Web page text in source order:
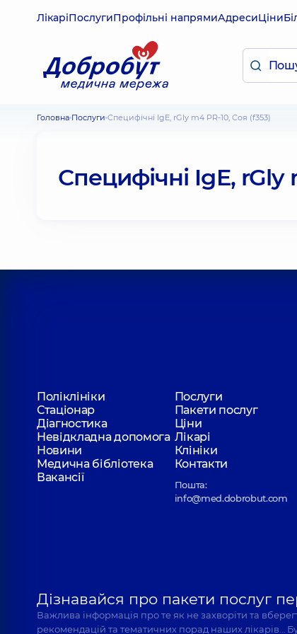
ЛікаріПослугиПрофільні напрямиАдресиЦіни
Головна Послуги Специфічні IgE, rGly m4 PR-10, Соя (f353)
Специфічні IgE, rGly
Поліклініки
Послуги
Стаціонар
Пакети послуг
Діагностика
Ціни
Невідкладна допомога Лікарі
Новини
Клініки
Медична бібліотека
Контакти
Вакансії
Пошта:
info@med.dobrobut.com
Дізнавайся про пакети послуг
Важлива інформація про те як не захворіти та
рекомендацій та тематичних порад наших лікарів…